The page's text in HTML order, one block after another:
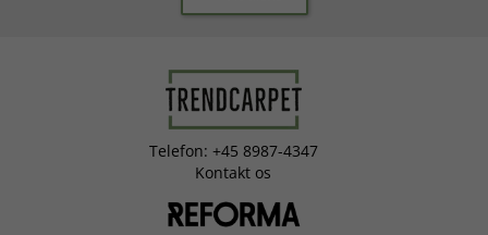
Telefon: +45 8987-4347
Kontakt os